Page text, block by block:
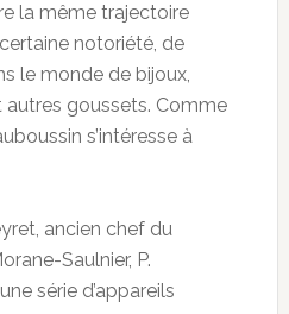
la même trajectoire
notoriété, de
le monde de bijoux,
goussets. Comme
s’intéresse à
ancien chef du
Saulnier, P.
série d’appareils